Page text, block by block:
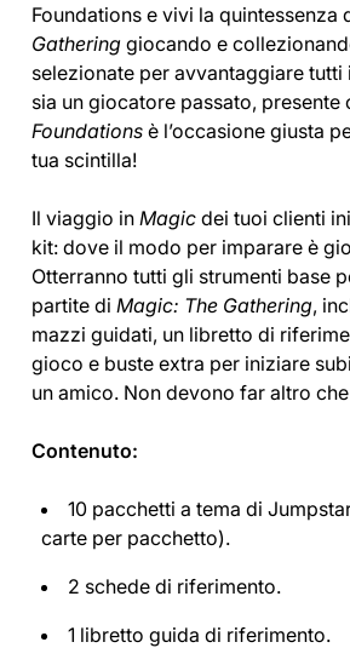
Foundations e vivi la quintessenza
Gathering giocando e
selezionate per avvantaggiare
sia un giocatore passato, presente
Foundations è l’occasione giusta
tua scintilla!
Il viaggio in Magic dei tuoi clienti
kit: dove il modo per imparare è
Otterranno tutti gli strumenti base
partite di Magic: The Gathering,
mazzi guidati, un libretto di
gioco e buste extra per iniziare
un amico. Non devono far altro
Contenuto:
10 pacchetti a tema di
carte per pacchetto).
2 schede di riferimento.
1 libretto guida di riferimento.